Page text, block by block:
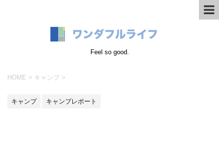
Feel so good.
HOME > キャンプ >
キャンプ キャンプレポート